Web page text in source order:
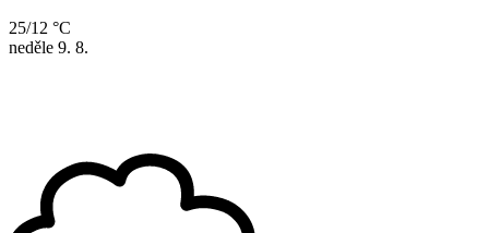
25/12 °C
neděle 9. 8.